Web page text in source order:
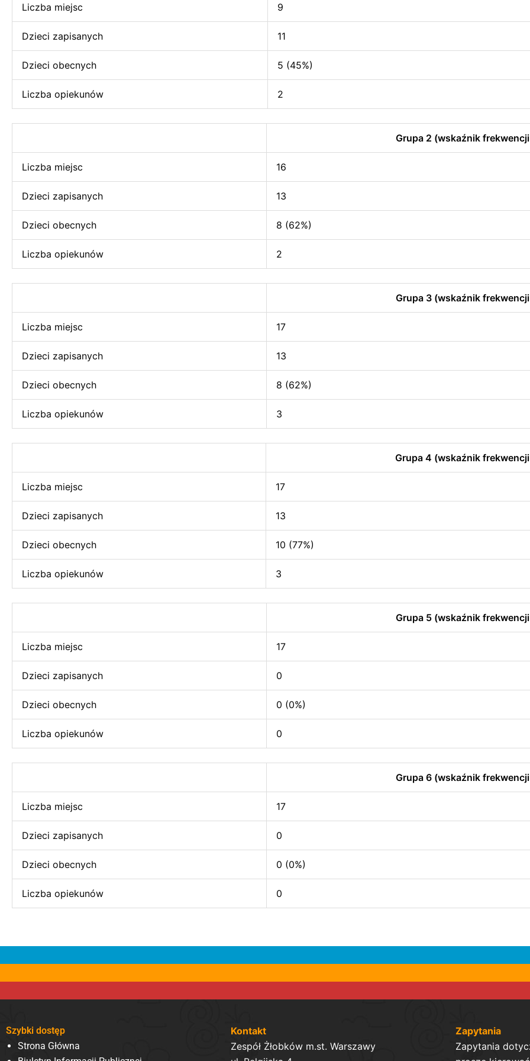
Liczba miejsc 9
Dzieci zapisanych 11
Dzieci obecnych 5 (45%)
Liczba opiekunów 2
Grupa 2 (wskaźnik
Liczba miejsc 16
Dzieci zapisanych 13
Dzieci obecnych 8 (62%)
Liczba opiekunów 2
Grupa 3 (wskaźnik
Liczba miejsc 17
Dzieci zapisanych 13
Dzieci obecnych 8 (62%)
Liczba opiekunów 3
Grupa 4 (wskaźnik
Liczba miejsc 17
Dzieci zapisanych 13
Dzieci obecnych 10 (77%)
Liczba opiekunów 3
Grupa 5 (wskaźnik
Liczba miejsc 17
Dzieci zapisanych 0
Dzieci obecnych 0 (0%)
Liczba opiekunów 0
Grupa 6 (wskaźnik
Liczba miejsc 17
Dzieci zapisanych 0
Dzieci obecnych 0 (0%)
Liczba opiekunów 0
Szybki dostęp
Strona Główna
Kontakt
Zespół Żłobków m.st. Warszawy
Zapytania
Zapytania